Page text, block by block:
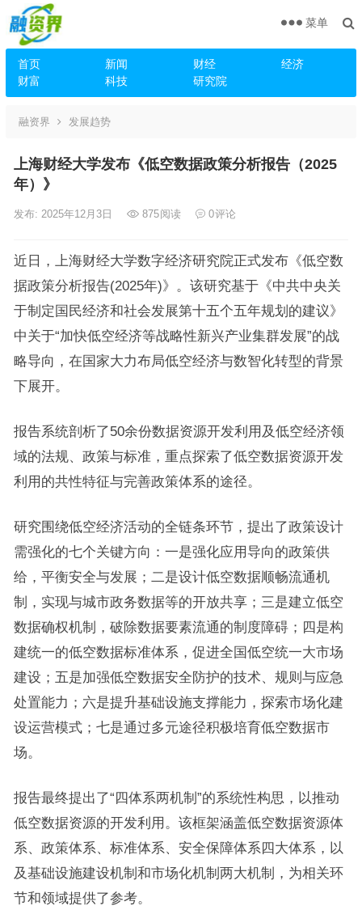
首页 新闻 财经
经济
财富
科技 研究院
菜单
融资界 发展趋势
上海财经大学发布《低空数据政策分析报告（2025
年）》
发布: 2025年12月3日 875阅读 0评论
近日，上海财经大学数字经济研究院正式发布《低空数
据政策分析报告(2025年)》。该研究基于《中共中央关
于制定国民经济和社会发展第十五个五年规划的建议》
中关于“加快低空经济等战略性新兴产业集群发展”的战
略导向，在国家大力布局低空经济与数智化转型的背景
下展开。
报告系统剖析了50余份数据资源开发利用及低空经济领
域的法规、政策与标准，重点探索了低空数据资源开发
利用的共性特征与完善政策体系的途径。
研究围绕低空经济活动的全链条环节，提出了政策设计
需强化的七个关键方向：一是强化应用导向的政策供
给，平衡安全与发展；二是设计低空数据顺畅流通机
制，实现与城市政务数据等的开放共享；三是建立低空
数据确权机制，破除数据要素流通的制度障碍；四是构
建统一的低空数据标准体系，促进全国低空统一大市场
建设；五是加强低空数据安全防护的技术、规则与应急
处置能力；六是提升基础设施支撑能力，探索市场化建
设运营模式；七是通过多元途径积极培育低空数据市
场。
报告最终提出了“四体系两机制”的系统性构思，以推动
低空数据资源的开发利用。该框架涵盖低空数据资源体
系、政策体系、标准体系、安全保障体系四大体系，以
及基础设施建设机制和市场化机制两大机制，为相关环
节和领域提供了参考。